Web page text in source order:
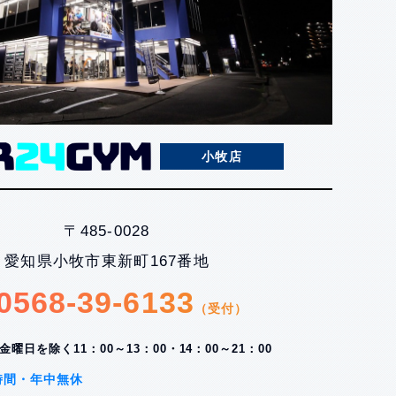
小牧店
〒485-0028
愛知県小牧市東新町167番地
39-6133 （受付）
曜日を除く 11：00～13：00・ 14：00～21：00
・年中無休